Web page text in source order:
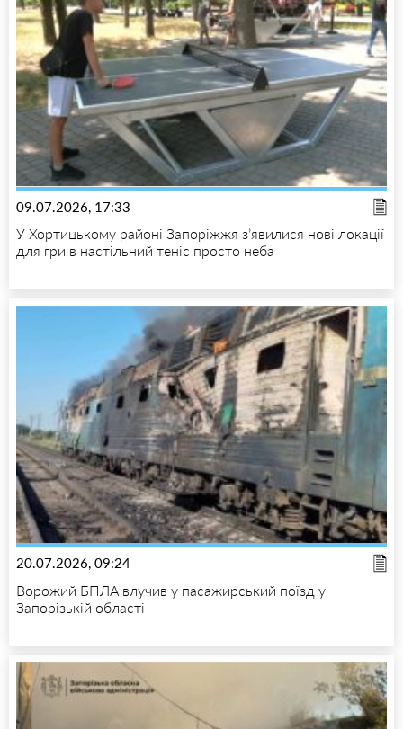
09.07.2026, 17:33
У Хортицькому районі Запоріжжя з’явилися нові локації
для гри в настільний теніс просто неба
20.07.2026, 09:24
Ворожий БПЛА влучив у пасажирський поїзд у
Запорізькій області